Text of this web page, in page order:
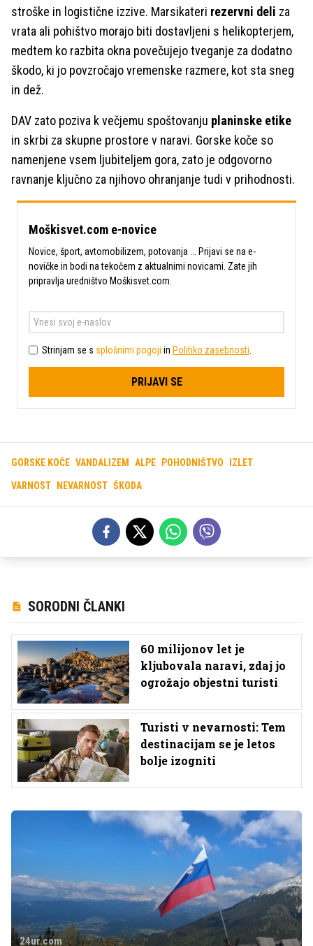
stroške in logistične izzive. Marsikateri rezervni deli za
vrata ali pohištvo morajo biti dostavljeni s helikopterjem,
medtem ko razbita okna povečujejo tveganje za dodatno
škodo, ki jo povzročajo vremenske razmere, kot sta sneg
in dež.
DAV zato poziva k večjemu spoštovanju planinske etike
in skrbi za skupne prostore v naravi. Gorske koče so
namenjene vsem ljubiteljem gora, zato je odgovorno
ravnanje ključno za njihovo ohranjanje tudi v prihodnosti.
Moškisvet.com e-novice
Novice, šport, avtomobilizem, potovanja ... Prijavi se na e-
novičke in bodi na tekočem z aktualnimi novicami. Zate jih
pripravlja uredništvo Moškisvet.com.
Strinjam se s splošnimi pogoji in Politiko zasebnosti
PRIJAVI SE
GORSKE KOČE VANDALIZEM ALPE POHODNIŠTVO IZLET
VARNOST NEVARNOST ŠKODA
SORODNI ČLANKI
60 milijonov let je
kljubovala naravi, zdaj jo
ogrožajo objestni turisti
Turisti v nevarnosti: Tem
destinacijam se je letos
bolje izogniti
24ur.com